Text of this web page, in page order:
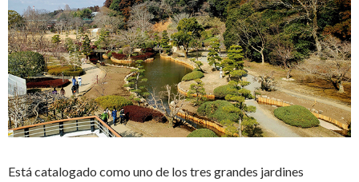
Está catalogado como uno de los tres grandes jardines